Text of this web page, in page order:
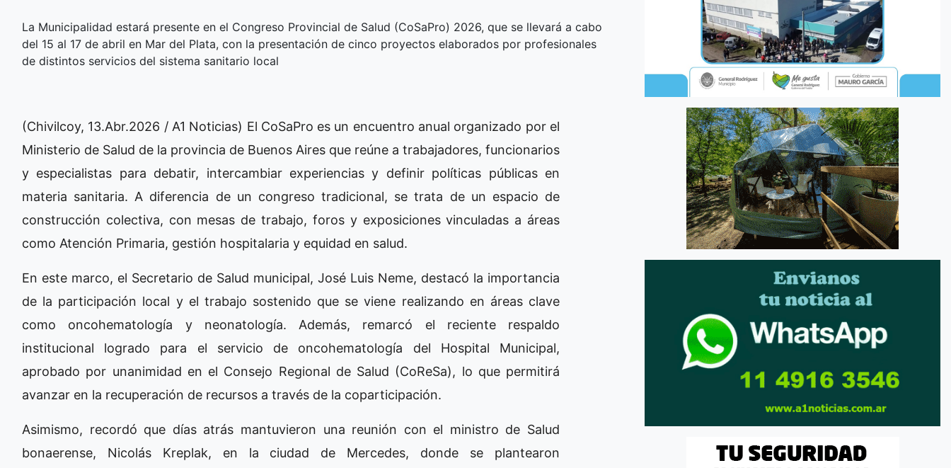
La Municipalidad estará presente en el Congreso Provincial de Salud (CoSaPro) 2026, que se llevará a cabo
del 15 al 17 de abril en Mar del Plata, con la presentación de cinco proyectos elaborados por profesionales
de distintos servicios del sistema sanitario local
(Chivilcoy, 13.Abr.2026 / A1 Noticias) El CoSaPro es un encuentro anual organizado por el
Ministerio de Salud de la provincia de Buenos Aires que reúne a trabajadores, funcionarios
y especialistas para debatir, intercambiar experiencias y definir políticas públicas en
materia sanitaria. A diferencia de un congreso tradicional, se trata de un espacio de
construcción colectiva, con mesas de trabajo, foros y exposiciones vinculadas a áreas
como Atención Primaria, gestión hospitalaria y equidad en salud.
En este marco, el Secretario de Salud municipal, José Luis Neme, destacó la importancia
de la participación local y el trabajo sostenido que se viene realizando en áreas clave
como oncohematología y neonatología. Además, remarcó el reciente respaldo
institucional logrado para el servicio de oncohematología del Hospital Municipal,
aprobado por unanimidad en el Consejo Regional de Salud (CoReSa), lo que permitirá
avanzar en la recuperación de recursos a través de la coparticipación.
Asimismo, recordó que días atrás mantuvieron una reunión con el ministro de Salud
bonaerense, Nicolás Kreplak, en la ciudad de Mercedes, donde se plantearon